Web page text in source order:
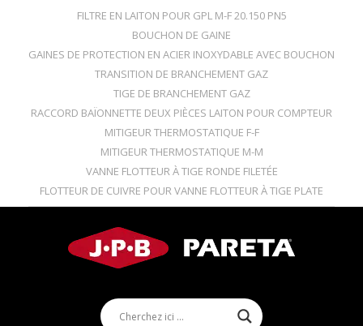
FILTRE EN LAITON POUR GPL M-F 20.150 PN5
BOUCHON DE GAINE
GAINES DE PROTECTION EN ACIER INOXYDABLE AVEC BOUCHON
TRANSITION DE BRANCHEMENT GAZ
TIGE DE BRANCHEMENT GAZ
RACCORD BAÏONNETTE DEUX PIÈCES LAITON POUR COMPTEUR
MITIGEUR THERMOSTATIQUE F-F
MITIGEUR THERMOSTATIQUE M-M
VANNE FLOTTEUR À TIGE RONDE FILETÉE
FLOTTEUR DE CUIVRE POUR VANNE FLOTTEUR À TIGE PLATE